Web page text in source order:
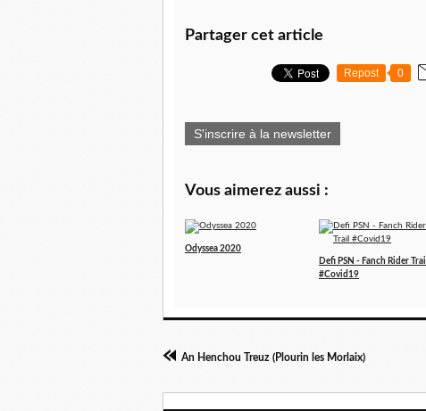
Partager cet article
Repost 0
S'inscrire à la newsletter
Vous aimerez aussi :
Odyssea 2020
Defi PSN - Fanch Rider Trail
#Covid19
An Henchou Treuz (Plourin les Morlaix)